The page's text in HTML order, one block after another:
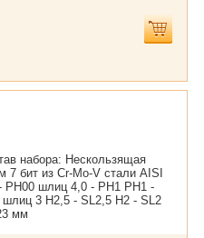
набора: Нескользящая
бит из Cr-Mo-V стали AISI
шлиц 4,0 - PH1 PH1 -
3 H2,5 - SL2,5 H2 - SL2
мм